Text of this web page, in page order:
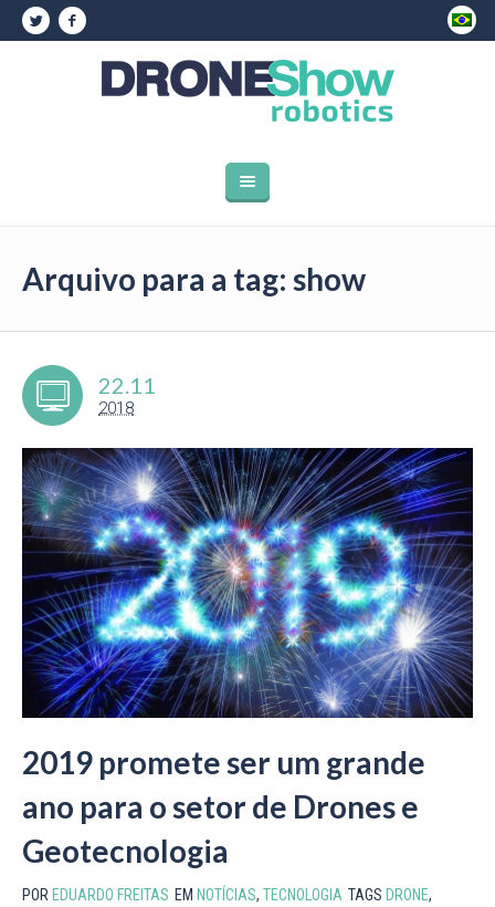
Arquivo para a tag: show
22.11
2018
2019 promete ser um grande
ano para o setor de Drones e
Geotecnologia
POR EDUARDO FREITAS EM NOTÍCIAS, TECNOLOGIA TAGS DRONE,